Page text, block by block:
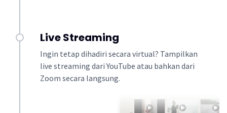
Live Streaming
Ingin tetap dihadiri secara virtual? Tampilkan
live streaming dari YouTube atau bahkan dari
Zoom secara langsung.